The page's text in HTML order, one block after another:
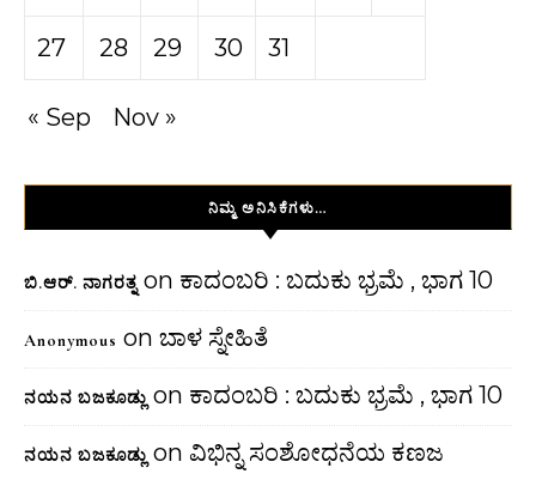
27 28 29 30 31
« Sep Nov »
ನಿಮ್ಮ ಅನಿಸಿಕೆಗಳು…
ಬಿ.ಆರ್. ನಾಗರತ್ನ on ಕಾದಂಬರಿ : ಬದುಕು ಭ್ರಮೆ , ಭಾಗ 10
Anonymous on ಬಾಳ ಸ್ನೇಹಿತೆ
ನಯನ ಬಜಕೂಡ್ಲು on ಕಾದಂಬರಿ : ಬದುಕು ಭ್ರಮೆ , ಭಾಗ 10
ನಯನ ಬಜಕೂಡ್ಲು on ವಿಭಿನ್ನ ಸಂಶೋಧನೆಯ ಕಣಜ